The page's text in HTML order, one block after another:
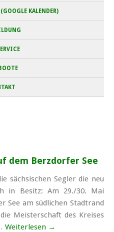
KALENDER)
dem Berzdorfer See
sächsischen Segler die neu
in Besitz: Am 29./30. Mai
See am südlichen Stadtrand
Meisterschaft des Kreises
Weiterlesen →